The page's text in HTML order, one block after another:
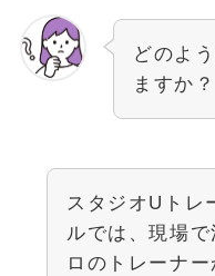
どのよ
ますか？
スタジオUトレ
ルでは、現場
ロのトレーナー